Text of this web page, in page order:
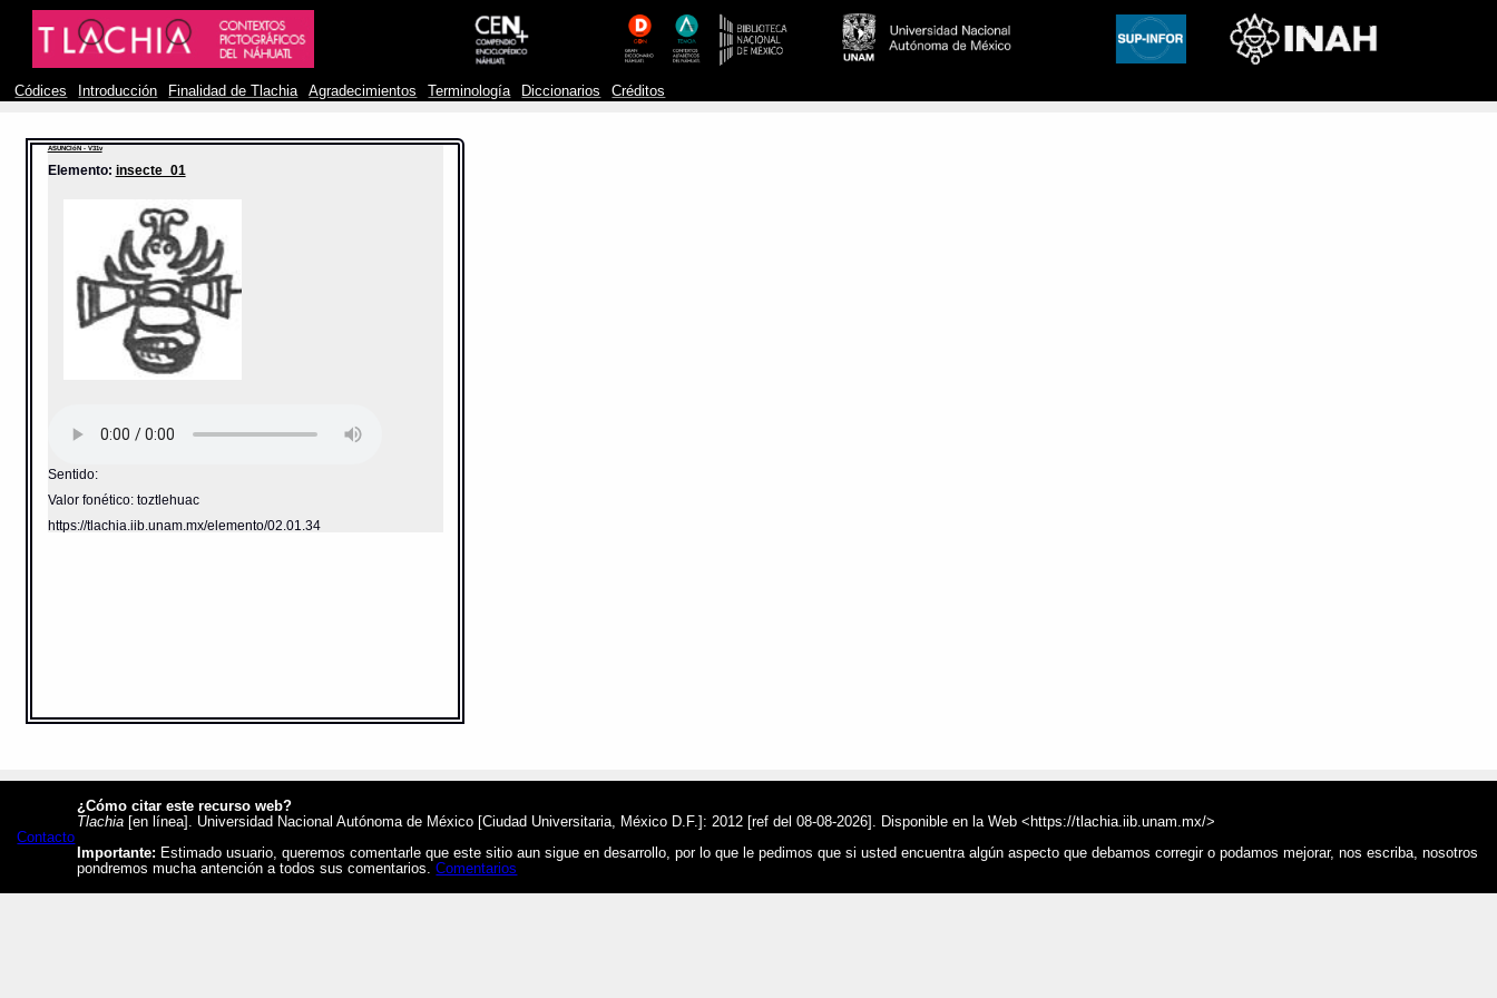
Códices Introducción Finalidad de Tlachia Agradecimientos Terminología Diccionarios Créditos
ASUNCIóN - V31v
Elemento: insecte_01
Sentido:
Valor fonético: toztlehuac
https://tlachia.iib.unam.mx/elemento/02.01.34
Contacto
¿Cómo citar este recurso web?
Tlachia [en línea]. Universidad Nacional Autónoma de México [Ciudad Universitaria, México D.F.]: 2012 [ref del 08-08-2026]. Disponible en la Web <https://tlachia.iib.unam.mx/>
Importante: Estimado usuario, queremos comentarle que este sitio aun sigue en desarrollo, por lo que le pedimos que si usted encuentra algún aspecto que debamos corregir o podamos mejorar, nos escriba, nosotros
pondremos mucha antención a todos sus comentarios.Comentarios